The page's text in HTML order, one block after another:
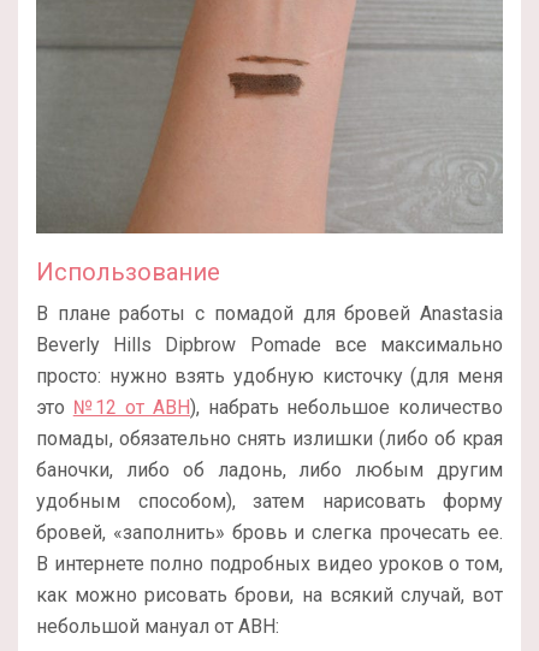
Использование
В плане работы с помадой для бровей Anastasia
Beverly Hills Dipbrow Pomade все максимально
просто: нужно взять удобную кисточку (для меня
это №12 от ABH), набрать небольшое количество
помады, обязательно снять излишки (либо об края
баночки, либо об ладонь, либо любым другим
удобным способом), затем нарисовать форму
бровей, «заполнить» бровь и слегка прочесать ее.
В интернете полно подробных видео уроков о том,
как можно рисовать брови, на всякий случай, вот
небольшой мануал от ABH: